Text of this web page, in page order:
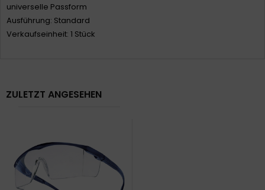
universelle Passform
Ausführung: Standard
Verkaufseinheit: 1 Stück
ZULETZT ANGESEHEN